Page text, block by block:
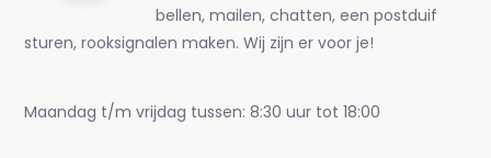
bellen, mailen, chatten, een postduif
sturen, rooksignalen maken. Wij zijn er voor je!
Maandag t/m vrijdag tussen: 8:30 uur tot 18:00